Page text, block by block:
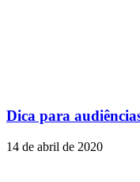
Dica para
14 de abril de 2020